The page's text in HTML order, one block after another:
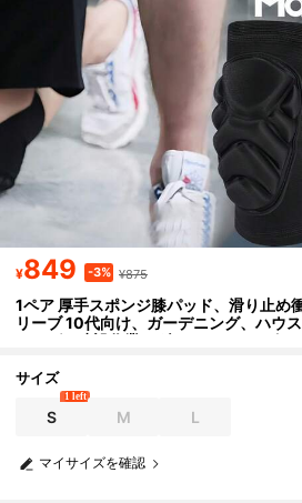
¥849 -3% ¥875
1ペア 厚手スポンジ膝パッド、滑り止め
リーブ 10代向け、ガーデニング、ハウ
ニング、建設作業、ダンス、バレーボー
ームパッド入り、アウトドアスポーツ用
ド、ユニセックス フロアスクラビング(
ール膝パッド、レスリング膝パッド、衝
ノーボード膝パッド、作業用ソフト膝パ
サイズ
S
1 left
M L
マイサイズを確認